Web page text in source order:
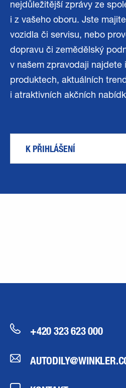
nejdůležitější zprávy ze
i z vašeho oboru. Jste
vozidla či servisu, nebo
dopravu či zemědělský
v našem zpravodaji najdete
produktech, aktuálních
i atraktivních akčních
K PŘIHLÁŠENÍ
+420 323 623 000